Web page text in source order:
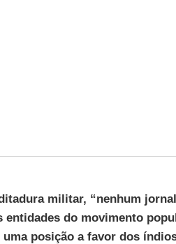
militar, “nenhum
entidades do movimento
uma posição a favor dos